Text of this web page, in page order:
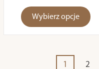
Wybierz opcje
1 2